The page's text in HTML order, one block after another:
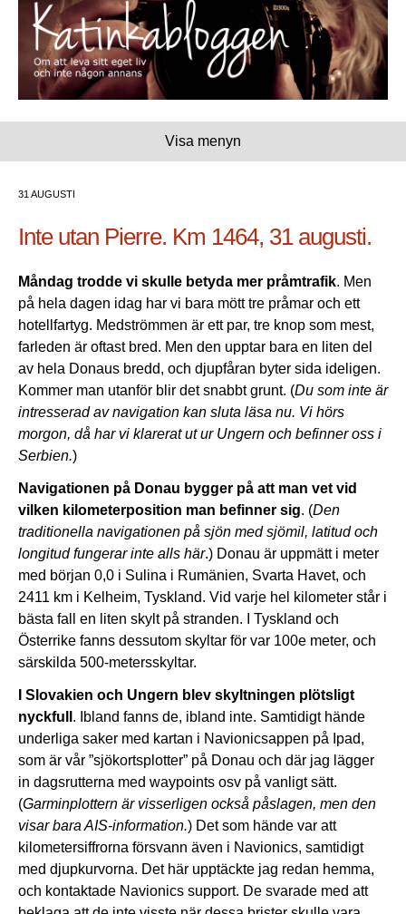
Visa menyn
31 AUGUSTI
Inte utan Pierre. Km 1464, 31 augusti.
Måndag trodde vi skulle betyda mer pråmtrafik. Men
på hela dagen idag har vi bara mött tre pråmar och ett
hotellfartyg. Medströmmen är ett par, tre knop som mest,
farleden är oftast bred. Men den upptar bara en liten del
av hela Donaus bredd, och djupfåran byter sida ideligen.
Kommer man utanför blir det snabbt grunt. (Du som inte är
intresserad av navigation kan sluta läsa nu. Vi hörs
morgon, då har vi klarerat ut ur Ungern och befinner oss i
Serbien.)
Navigationen på Donau bygger på att man vet vid
vilken kilometerposition man befinner sig. (Den
traditionella navigationen på sjön med sjömil, latitud och
longitud fungerar inte alls här.) Donau är uppmätt i meter
med början 0,0 i Sulina i Rumänien, Svarta Havet, och
2411 km i Kelheim, Tyskland. Vid varje hel kilometer står i
bästa fall en liten skylt på stranden. I Tyskland och
Österrike fanns dessutom skyltar för var 100e meter, och
särskilda 500-metersskyltar.
I Slovakien och Ungern blev skyltningen plötsligt
nyckfull . Ibland fanns de, ibland inte. Samtidigt hände
underliga saker med kartan i Navionicsappen på Ipad,
som är vår ”sjökortsplotter” på Donau och där jag lägger
in dagsrutterna med waypoints osv på vanligt sätt.
(Garminplottern är visserligen också påslagen, men den
visar bara AIS-information.) Det som hände var att
kilometersiffrorna försvann även i Navionics, samtidigt
med djupkurvorna. Det här upptäckte jag redan hemma,
och kontaktade Navionics support. De svarade med att